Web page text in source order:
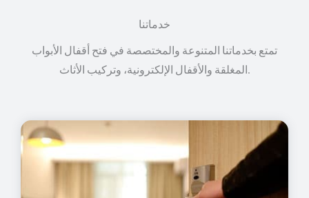
خدماتنا
تمتع بخدماتنا المتنوعة والمختصصة في فتح أقفال الأبواب